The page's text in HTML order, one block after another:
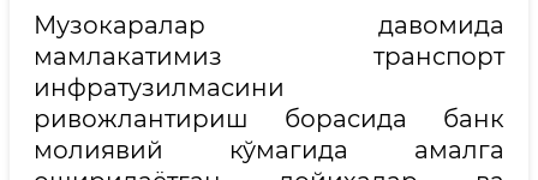
Музокаралар давомида
мамлакатимиз транспорт
инфратузилмасини
ривожлантириш борасида банк
молиявий кўмагида амалга